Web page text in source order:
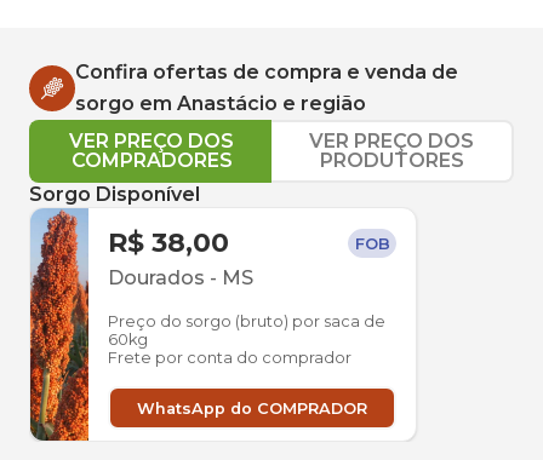
Confira ofertas de compra e venda de
sorgo em Anastácio e região
VER PREÇO DOS
COMPRADORES
VER PREÇO DOS
PRODUTORES
Sorgo Disponível
R$ 38,00 FOB
Dourados - MS
Preço do sorgo (bruto) por saca de
60kg
Frete por conta do comprador
WhatsApp do COMPRADOR